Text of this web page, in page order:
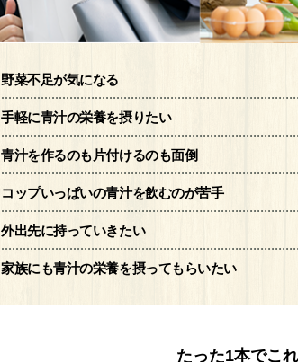
野菜不足が気になる
手軽に青汁の栄養を摂りたい
青汁を作るのも片付けるのも面倒
コップいっぱいの青汁を飲むのが苦手
外出先に持っていきたい
家族にも青汁の栄養を摂ってもらいたい
たった1本でこ